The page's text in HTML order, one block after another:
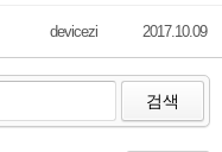
devicezi 2017.10.09
검색